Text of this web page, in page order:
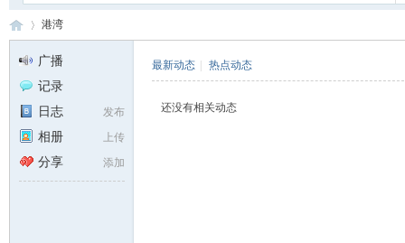
›
港湾
广播
记录
发布
日志
上传
相册
添加
分享
最新动态 热点动态
还没有相关动态